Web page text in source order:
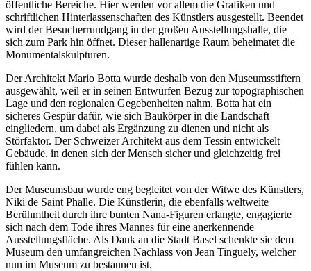
öffentliche Bereiche. Hier werden vor allem die Grafiken und
schriftlichen Hinterlassenschaften des Künstlers ausgestellt. Beendet
wird der Besucherrundgang in der großen Ausstellungshalle, die
sich zum Park hin öffnet. Dieser hallenartige Raum beheimatet die
Monumentalskulpturen.
Der Architekt Mario Botta wurde deshalb von den Museumsstiftern
ausgewählt, weil er in seinen Entwürfen Bezug zur topographischen
Lage und den regionalen Gegebenheiten nahm. Botta hat ein
sicheres Gespür dafür, wie sich Baukörper in die Landschaft
eingliedern, um dabei als Ergänzung zu dienen und nicht als
Störfaktor. Der Schweizer Architekt aus dem Tessin entwickelt
Gebäude, in denen sich der Mensch sicher und gleichzeitig frei
fühlen kann.
Der Museumsbau wurde eng begleitet von der Witwe des Künstlers,
Niki de Saint Phalle. Die Künstlerin, die ebenfalls weltweite
Berühmtheit durch ihre bunten Nana-Figuren erlangte, engagierte
sich nach dem Tode ihres Mannes für eine anerkennende
Ausstellungsfläche. Als Dank an die Stadt Basel schenkte sie dem
Museum den umfangreichen Nachlass von Jean Tinguely, welcher
nun im Museum zu bestaunen ist.